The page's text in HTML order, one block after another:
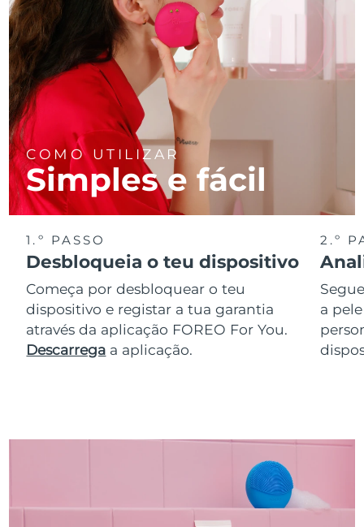
COMO UTILIZAR
Simples e fácil
1.º PASSO
Desbloqueia o teu dispositivo
Começa por desbloquear o teu
dispositivo e registar a tua garantia
através da aplicação FOREO For You.
Descarrega a aplicação.
2.º
a